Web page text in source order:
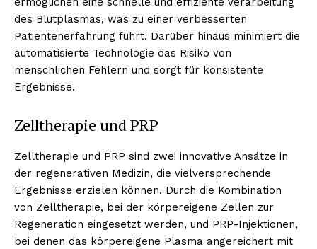
des Blutplasmas, was zu einer verbesserten
Patientenerfahrung führt. Darüber hinaus minimiert die
automatisierte Technologie das Risiko von
menschlichen Fehlern und sorgt für konsistente
Ergebnisse.
Zelltherapie und PRP
Zelltherapie und PRP sind zwei innovative Ansätze in
der regenerativen Medizin, die vielversprechende
Ergebnisse erzielen können. Durch die Kombination
von Zelltherapie, bei der körpereigene Zellen zur
Regeneration eingesetzt werden, und PRP-Injektionen,
bei denen das körpereigene Plasma angereichert mit